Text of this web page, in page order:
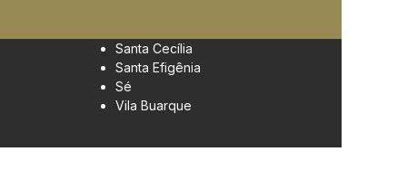
Santa Cecília
Santa Efigênia
Sé
Vila Buarque